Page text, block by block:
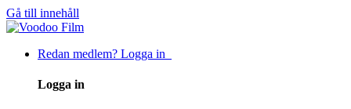
Gå till innehåll
Redan medlem? Logga in
Logga in